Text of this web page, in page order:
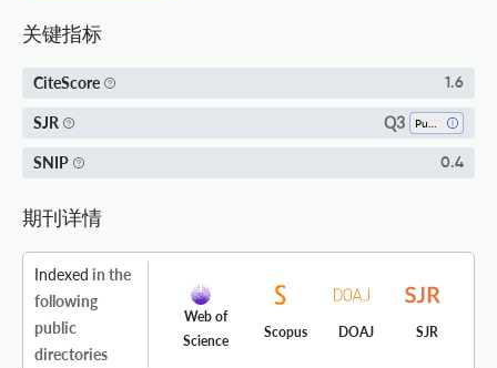
关键指标
CiteScore 1.6
SJR Q3
SNIP 0.4
期刊详情
Indexed in the
following
public
directories
Web of
Science
Scopus DOAJ SJR